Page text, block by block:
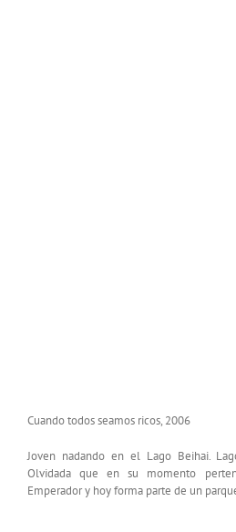
Cuando todos seamos ricos, 2006
Joven nadando en el Lago Beihai.
Olvidada que en su momento
Emperador y hoy forma parte de un